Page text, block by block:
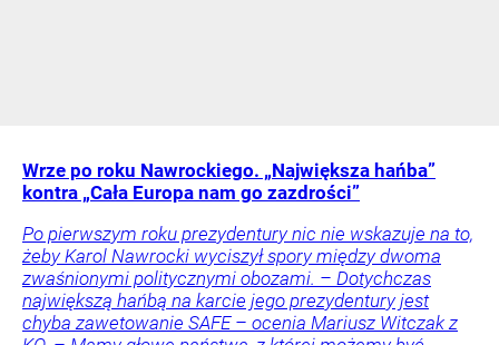
Wrze po roku Nawrockiego. „Największa hańba”
kontra „Cała Europa nam go zazdrości”
Po pierwszym roku prezydentury nic nie wskazuje na to,
żeby Karol Nawrocki wyciszył spory między dwoma
zwaśnionymi politycznymi obozami. – Dotychczas
największą hańbą na karcie jego prezydentury jest
chyba zawetowanie SAFE – ocenia Mariusz Witczak z